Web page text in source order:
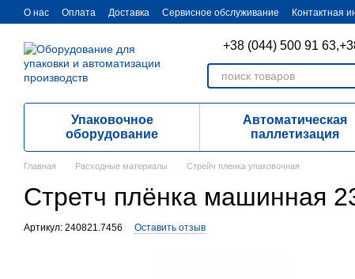
Перейти к основному контенту
О нас Оплата Доставка Cервисное обслуживание Контактная
+38 (044) 500 91 63,
Упаковочное
оборудование
Автоматическая
паллетизация
Главная Расходные материалы Стрейч пленка упаковочная
Стретч плёнка машинная
Артикул: 240821.7456 Оставить отзыв